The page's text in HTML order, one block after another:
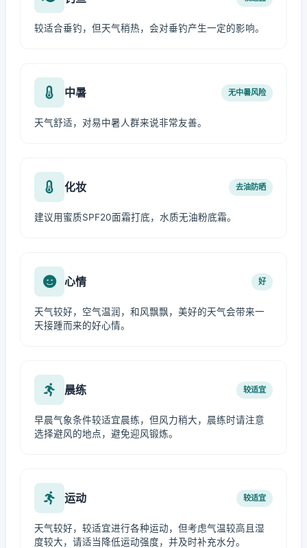
较适合垂钓，但天气稍热，会对垂钓产生一定的影响。
中暑 无中暑风险
天气舒适，对易中暑人群来说非常友善。
化妆 去油防晒
建议用蜜质SPF20面霜打底，水质无油粉底霜。
心情 好
天气较好，空气温润，和风飘飘，美好的天气会带来一
天接踵而来的好心情。
晨练 较适宜
早晨气象条件较适宜晨练，但风力稍大，晨练时请注意
选择避风的地点，避免迎风锻炼。
运动 较适宜
天气较好，较适宜进行各种运动，但考虑气温较高且湿
度较大，请适当降低运动强度，并及时补充水分。